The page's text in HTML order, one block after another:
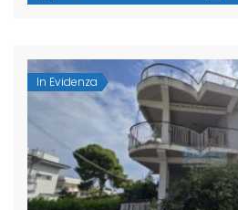
In Evidenza